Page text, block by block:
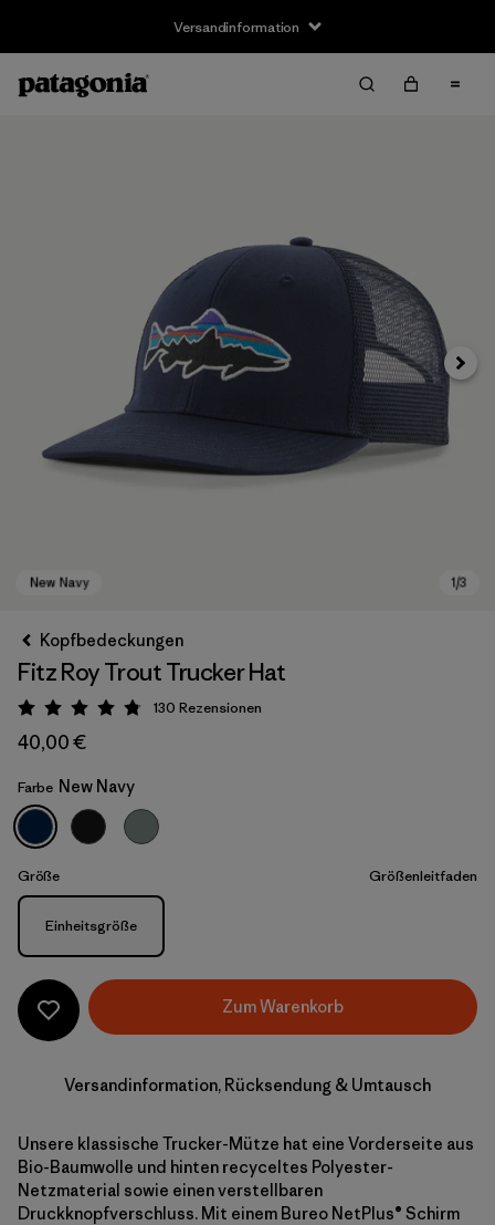
Versandinformation
New Navy
Kopfbedeckungen
Fitz Roy Trout Trucker Hat
Bewertung: 4.8 / 5
130 Rezensionen
40,00 €
Farbe New Navy
Größe Größenleitfaden
Größe
Einheitsgröße
Zum Warenkorb
Versandinformation, Rücksendung & Umtausch
Unsere klassische Trucker-Mütze hat eine Vorderseite aus
Bio-Baumwolle und hinten recyceltes Polyester-
Netzmaterial sowie einen verstellbaren
Druckknopfverschluss. Mit einem Bureo NetPlus® Schirm